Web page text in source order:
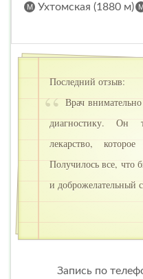
Ухтомская (1880 м)
Последний отзыв:
Врач
диагностику. Он
лекарство,
Получилось все, что
и доброжелательный
Запись по